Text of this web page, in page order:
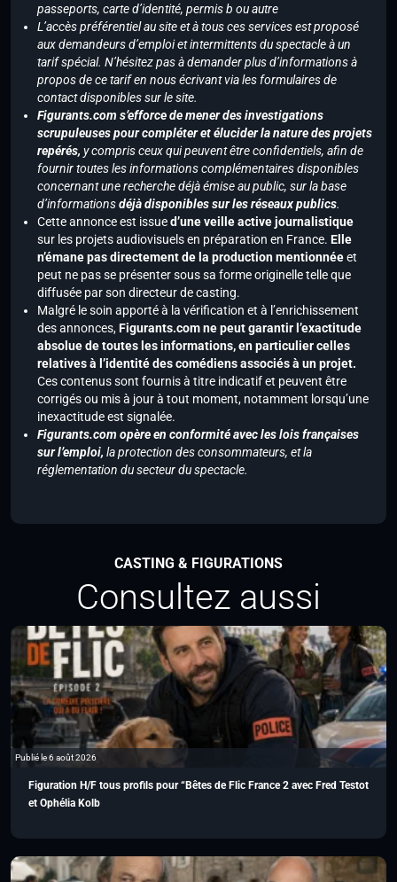
passeports, carte d’identité, permis b ou autre
L’accès préférentiel au site et à tous ces services est proposé
aux demandeurs d’emploi et intermittents du spectacle à un
tarif spécial. N’hésitez pas à demander plus d’informations à
propos de ce tarif en nous écrivant via les formulaires de
contact disponibles sur le site.
Figurants.com s’efforce de mener des investigations
scrupuleuses pour compléter et élucider la nature des projets
repérés, y compris ceux qui peuvent être confidentiels, afin de
fournir toutes les informations complémentaires disponibles
concernant une recherche déjà émise au public, sur la base
d’informationsdéjà disponibles sur les réseaux publics.
Cette annonce est issued’une veille active journalistique
sur les projets audiovisuels en préparation en France. Elle
n’émane pas directement de la production mentionnéeet
peut ne pas se présenter sous sa forme originelle telle que
diffusée par son directeur de casting.
Malgré le soin apporté à la vérification et à l’enrichissement
des annonces,Figurants.com ne peut garantir l’exactitude
absolue de toutes les informations, en particulier celles
relatives à l’identité des comédiens associés à un projet.
Ces contenus sont fournis à titre indicatif et peuvent être
corrigés ou mis à jour à tout moment, notamment lorsqu’une
inexactitude est signalée.
Figurants.com opère en conformité avec les lois françaises
sur l’emploi, la protection des consommateurs, et la
réglementation du secteur du spectacle.
CASTING & FIGURATIONS
Consultez aussi
Publié le 6 août 2026
Figuration H/F tous profils pour “Bêtes de Flic France 2 avec Fred Testot
et Ophélia Kolb